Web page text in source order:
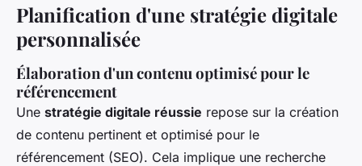
Planification d'une stratégie digitale
personnalisée
Élaboration d'un contenu optimisé pour le
référencement
Une stratégie digitale réussie repose sur la création
de contenu pertinent et optimisé pour le
référencement (SEO). Cela implique une recherche